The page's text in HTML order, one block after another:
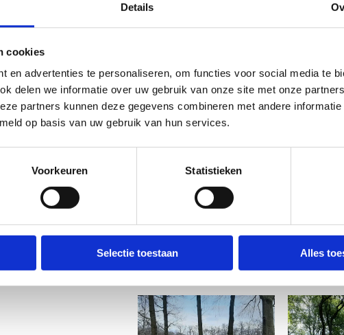
Details
cookies
en advertenties te personaliseren, om functies voor social media te
delen we informatie over uw gebruik van onze site met onze
partners kunnen deze gegevens combineren met andere
op basis van uw gebruik van hun services.
Voorkeuren Statistieken
Selectie toestaan Alles
Hier zijn enkele details:
bos- en zandwegen. Kom